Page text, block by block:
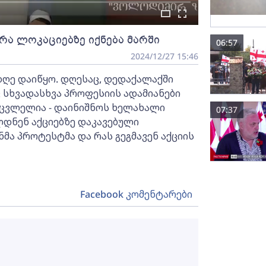
ლოკაციებზე იქნება მარში
2024/12/27 15:46
დაიწყო. დღესაც, დედაქალაქში
პროფესიის ადამიანები
- დაინიშნოს ხელახალი
აქციებზე დაკავებული
პროტესტმა და რას გეგმავენ აქციის
06:57
07:37
Facebook კომენტარები